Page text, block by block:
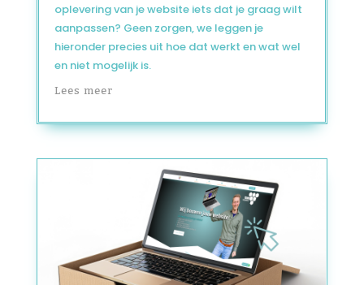
oplevering van je website iets dat je graag wilt
aanpassen? Geen zorgen, we leggen je
hieronder precies uit hoe dat werkt en wat wel
en niet mogelijk is.
Lees meer